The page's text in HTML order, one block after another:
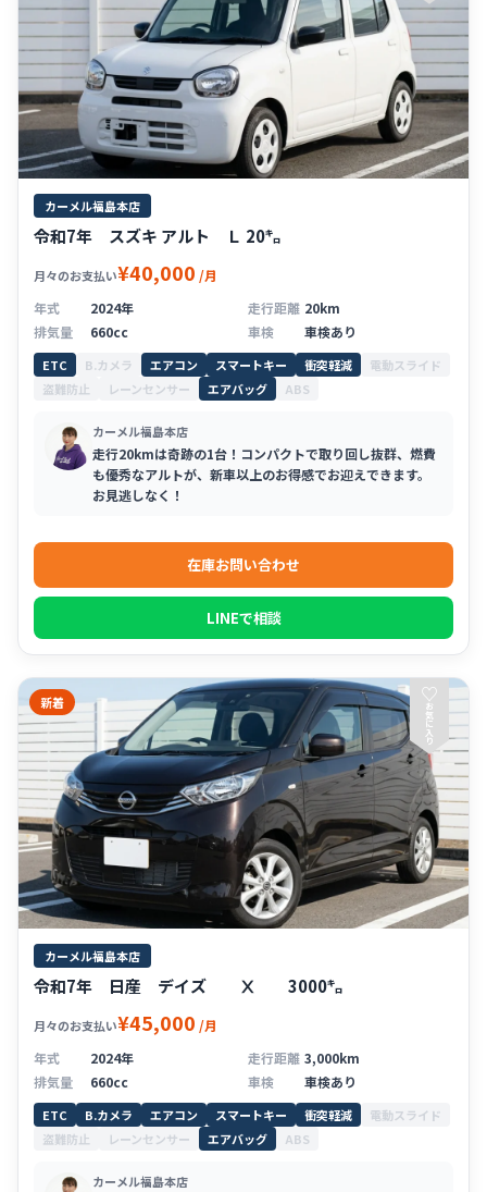
カーメル福島本店
令和7年 スズキ アルト Ｌ 20㌔
月々のお支払い¥40,000 /月
年式
2024年 走行距離 20km
排気量
660cc 車検 車検あり
ETC B.カメラ エアコン スマートキー 衝突軽減
電動スライド
盗難防止
レーンセンサー エアバッグ ABS
カーメル福島本店
走行20kmは奇跡の1台！コンパクトで取り回し抜群、燃費
も優秀なアルトが、新車以上のお得感でお迎えできます。
お見逃しなく！
在庫お問い合わせ
LINEで相談
新着 ♡
お
気
に
入
り
カーメル福島本店
令和7年 日産 デイズ Ⅹ 3000㌔
月々のお支払い¥45,000 /月
年式
2024年 走行距離 3,000km
排気量
660cc 車検 車検あり
ETC B.カメラ エアコン スマートキー 衝突軽減
電動スライド
盗難防止
レーンセンサー エアバッグ ABS
カーメル福島本店